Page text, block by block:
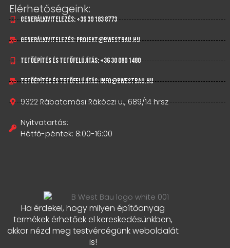
Elérhetőségeink:
Generálkivitelezés: +36 30 183 8773
Generálkivitelezés: projekt@bwestbau.hu
Tetőépítés és tetőfelújítás: +36 30 080 1480
Tetőépítés és tetőfelújítás: info@bwestbau.hu
9322 Rábatamási Rákóczi u., 689/14 hrsz
Nyitvatartás:
Hétfő-péntek: 8:00-16:00
Ha érdekel, hogy milyen építőanyag
termékek érhetőek el kereskedésünkben,
akkor nézd meg testvércégünk weboldalát
is!